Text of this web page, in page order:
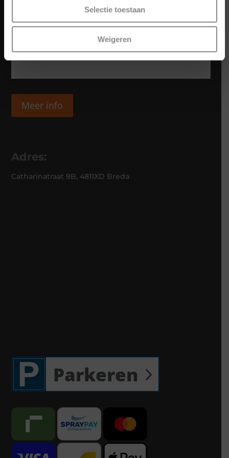
Selectie toestaan
Weigeren
Meer info
Adres:
Catharinatraat 9B, 4811XD Breda
Parkeren